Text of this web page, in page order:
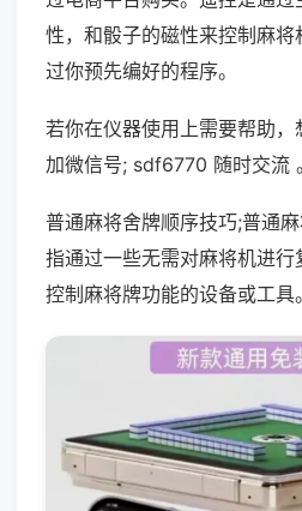
性，和骰子的磁性来控制麻
过你预先编好的程序。
若你在仪器使用上需要帮助
加微信号; sdf6770 随时交流 。
普通麻将舍牌顺序技巧;普通
指通过一些无需对麻将机进
控制麻将牌功能的设备或工具。